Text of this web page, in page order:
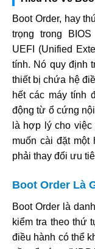
Boot Order, hay
trọng trong BIOS
UEFI (Unified
tính. Nó quy định
thiết bị chứa hệ
hết các máy tính
động từ ổ cứng
là hợp lý cho
muốn cài đặt
phải thay đổi ưu
Boot Order Là
Boot Order là
kiểm tra theo thứ
điều hành có thể